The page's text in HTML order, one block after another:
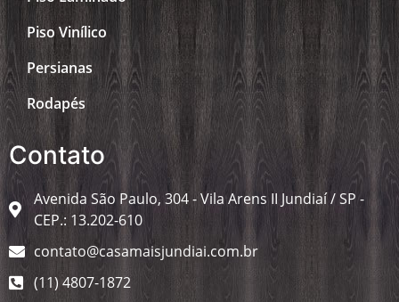
Piso Vinílico
Persianas
Rodapés
Contato
Avenida São Paulo, 304 - Vila Arens II Jundiaí / SP -
CEP.: 13.202-610
contato@casamaisjundiai.com.br
(11) 4807-1872